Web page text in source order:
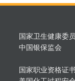
国家卫生健康委
中国银保监会
国家职业资格证